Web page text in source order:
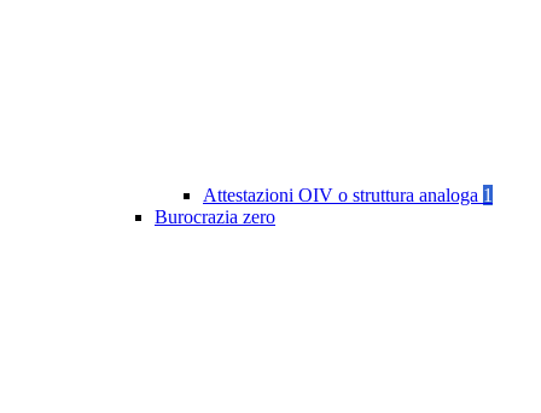
Attestazioni OIV o struttura analoga 1
Burocrazia zero